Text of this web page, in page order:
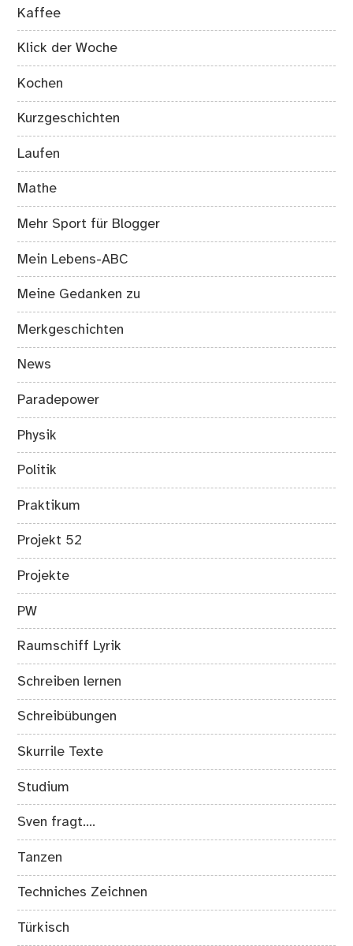
Kaffee
Klick der Woche
Kochen
Kurzgeschichten
Laufen
Mathe
Mehr Sport für Blogger
Mein Lebens-ABC
Meine Gedanken zu
Merkgeschichten
News
Paradepower
Physik
Politik
Praktikum
Projekt 52
Projekte
PW
Raumschiff Lyrik
Schreiben lernen
Schreibübungen
Skurrile Texte
Studium
Sven fragt….
Tanzen
Techniches Zeichnen
Türkisch